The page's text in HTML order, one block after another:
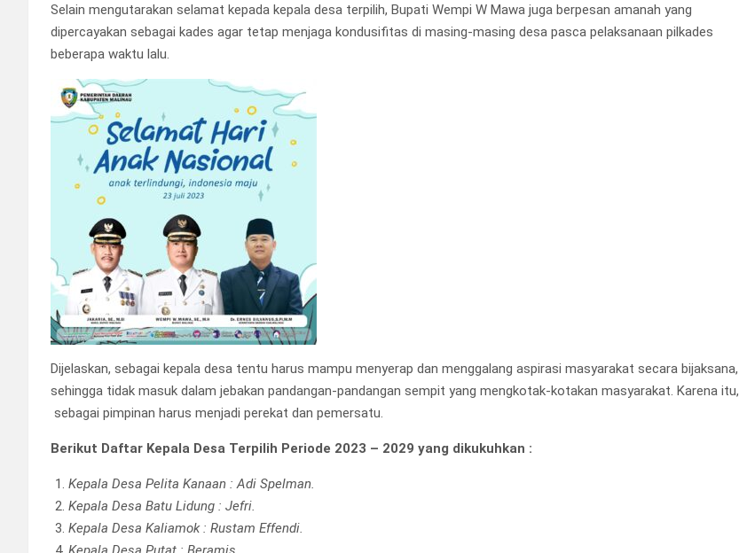
Selain mengutarakan selamat kepada kepala desa terpilih, Bupati Wempi W Mawa juga berpesan amanah yang
dipercayakan sebagai kades agar tetap menjaga kondusifitas di masing-masing desa pasca pelaksanaan pilkades
beberapa waktu lalu.
Dijelaskan, sebagai kepala desa tentu harus mampu menyerap dan menggalang aspirasi masyarakat secara bijaksana,
sehingga tidak masuk dalam jebakan pandangan-pandangan sempit yang mengkotak-kotakan masyarakat. Karena itu,
sebagai pimpinan harus menjadi perekat dan pemersatu.
Berikut Daftar Kepala Desa Terpilih Periode 2023 – 2029 yang dikukuhkan :
Kepala Desa Pelita Kanaan : Adi Spelman.
Kepala Desa Batu Lidung : Jefri.
Kepala Desa Kaliamok : Rustam Effendi.